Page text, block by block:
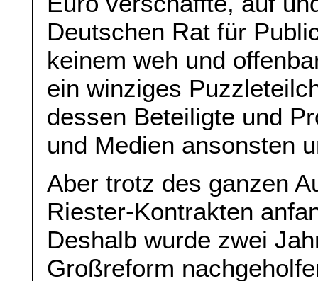
Deutschen Rat für
keinem weh und
ein winziges
dessen Beteiligte und
und Medien ansonsten
Aber trotz des ganzen
Riester-Kontrakten
Deshalb wurde zwei
Großreform